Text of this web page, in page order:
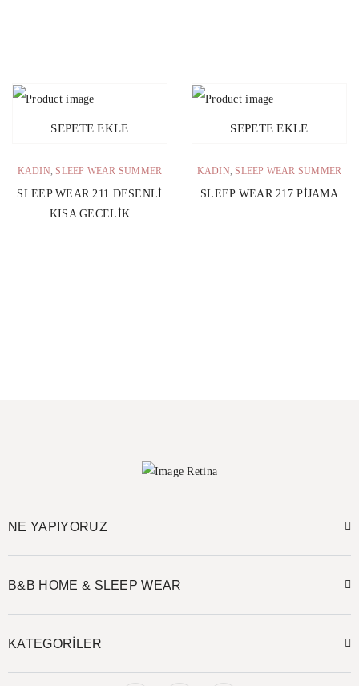
SEPETE EKLE
KADIN,SLEEP WEAR SUMMER
SLEEP WEAR 211 DESENLI
KISA GECELIK
SEPETE EKLE
KADIN,SLEEP WEAR SUMMER
SLEEP WEAR 217 PIJAMA
NE YAPIYORUZ
B&B HOME & SLEEP WEAR
KATEGORİLER